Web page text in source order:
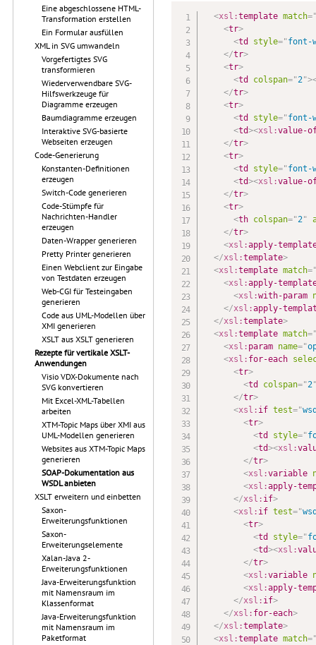
Eine abgeschlossene HTML-
Transformation erstellen
Ein Formular ausfüllen
XML in SVG umwandeln
Vorgefertigtes SVG
transformieren
Wiederverwendbare SVG-
Hilfswerkzeuge für
Diagramme erzeugen
Baumdiagramme erzeugen
Interaktive SVG-basierte
Webseiten erzeugen
Code-Generierung
Konstanten-Definitionen
erzeugen
Switch-Code generieren
Code-Stümpfe für
Nachrichten-Handler
erzeugen
Daten-Wrapper generieren
Pretty Printer generieren
Einen Webclient zur Eingabe
von Testdaten erzeugen
Web-CGI für Testeingaben
generieren
Code aus UML-Modellen über
XMI generieren
XSLT aus XSLT generieren
Rezepte für vertikale XSLT-
Anwendungen
Visio VDX-Dokumente nach
SVG konvertieren
Mit Excel-XML-Tabellen
arbeiten
XTM-Topic Maps über XMI aus
UML-Modellen generieren
Websites aus XTM-Topic Maps
generieren
SOAP-Dokumentation aus
WSDL anbieten
XSLT erweitern und einbetten
Saxon-
Erweiterungsfunktionen
Saxon-
Erweiterungselemente
Xalan-Java 2-
Erweiterungsfunktionen
Java-Erweiterungsfunktion
mit Namensraum im
Klassenformat
Java-Erweiterungsfunktion
mit Namensraum im
Paketformat
<xsl:template match=
<tr>
<td style="font-
</tr>
<tr>
<td colspan="2">
</tr>
<tr>
<td style="font-
<td><xsl:value-
</tr>
<tr>
<td style="font-
<td><xsl:value-
</tr>
<tr>
<th colspan="2"
</tr>
<xsl:apply-
</xsl:template>
<xsl:template match=
<xsl:apply-
<xsl:with-param
</xsl:apply-
</xsl:template>
<xsl:template match=
<xsl: param name="
<xsl: for-each
<tr>
<td colspan="2
</tr>
<xsl: if test="
<tr>
<td style="
<td><xsl:
</tr>
<xsl:variable
<xsl:apply-
</xsl: if>
<xsl: if test="
<tr>
<td style="
<td><xsl:
</tr>
<xsl:variable
<xsl:apply-
</xsl: if>
</xsl: for-each>
</xsl:template>
<xsl:template match=